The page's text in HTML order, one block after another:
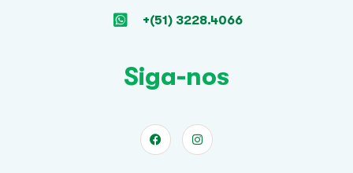
+(51) 3228.4066
Siga-nos